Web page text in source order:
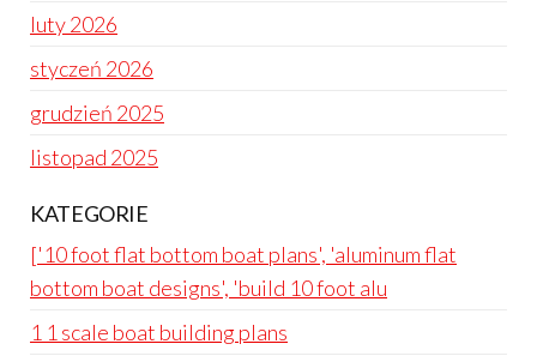
luty 2026
styczeń 2026
grudzień 2025
listopad 2025
KATEGORIE
['10 foot flat bottom boat plans', 'aluminum flat
bottom boat designs', 'build 10 foot alu
1 1 scale boat building plans